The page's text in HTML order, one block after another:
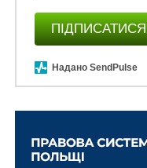
ПІДПИСАТИСЯ
Надано SendPulse